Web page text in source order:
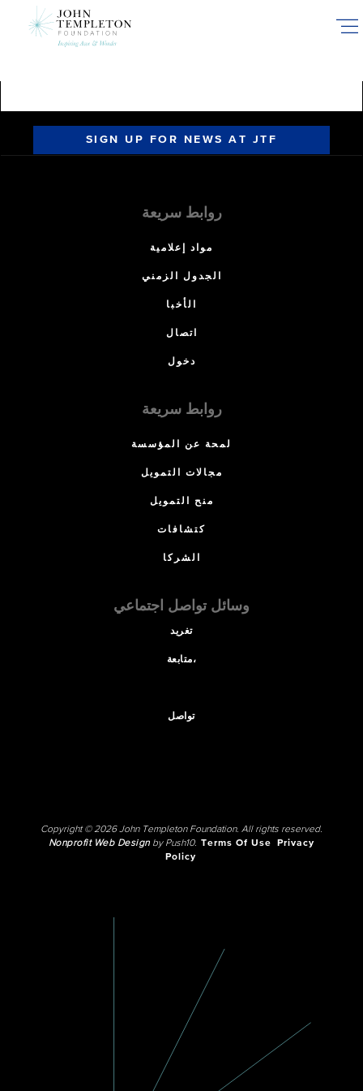
SIGN UP FOR NEWS AT JTF
روابط سريعة
مواد إعلامية
الجدول الزمني
الأخبا
اتصال
دخول
روابط سريعة
لمحة عن المؤسسة
مجالات التمويل
منح التمويل
كتشافات
الشركا
وسائل تواصل اجتماعي
تغريد
متابعة،
تواصل
Copyright © 2026 John Templeton Foundation. All rights reserved.
Nonprofit Web Designby Push10. Terms Of Use
Privacy
Policy